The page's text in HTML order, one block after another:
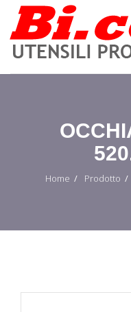
Home Prodotto